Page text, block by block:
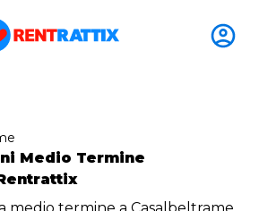
Medio Termine